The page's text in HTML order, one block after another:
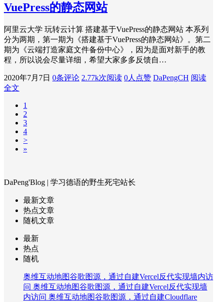
VuePress的静态网站
阿里云大学 玩转云计算 搭建基于VuePress的静态网站 本系列
分为两期，第一期为《搭建基于VuePress的静态网站》。第二
期为《云端打造家庭文件备份中心》，因为是面对新手的教
程，所以说会尽量详细，希望大家多多反馈自…
2020年7月7日 0条评论 2.77k次阅读 0人点赞 DaPengCH 阅读
全文
1
2
3
4
>
»
DaPeng'Blog | 学习德语的野生死宅站长
最新文章
热点文章
随机文章
最新
热点
随机
奥维互动地图谷歌图源，通过自建Vercel反代实现墙内访
问 奥维互动地图谷歌图源，通过自建Vercel反代实现墙
内访问 奥维互动地图谷歌图源，通过自建Cloudflare